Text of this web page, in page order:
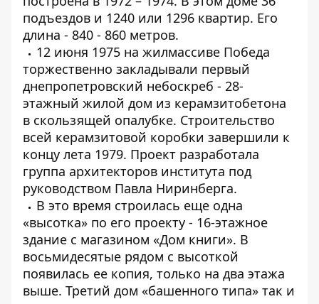
подъездов и 1240 или 1296 квартир. Его
длина - 840 - 860 метров.
12 июня 1975 на жилмассиве Победа
торжественно закладывали первый
днепропетровский небоскреб - 28-
этажный жилой дом из керамзитобетона
в скользящей опалубке. Строительство
всей керамзитовой коробки завершили к
концу лета 1979. Проект разработала
группа архитекторов института под
руководством Павла Ниринберга.
В это время строилась еще одна
«высотка» по его проекту - 16-этажное
здание с магазином «Дом книги». В
восьмидесятые рядом с высоткой
появилась ее копия, только на два этажа
выше. Третий дом «башенного типа» так и